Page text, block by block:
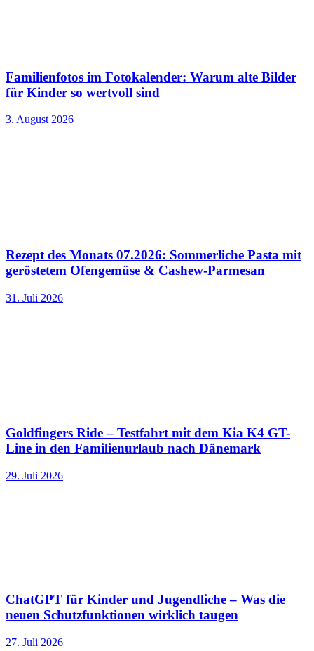
Familienfotos im Fotokalender: Warum alte Bilder
für Kinder so wertvoll sind
3. August 2026
Rezept des Monats 07.2026: Sommerliche Pasta mit
geröstetem Ofengemüse & Cashew-Parmesan
31. Juli 2026
Goldfingers Ride – Testfahrt mit dem Kia K4 GT-
Line in den Familienurlaub nach Dänemark
29. Juli 2026
ChatGPT für Kinder und Jugendliche – Was die
neuen Schutzfunktionen wirklich taugen
27. Juli 2026